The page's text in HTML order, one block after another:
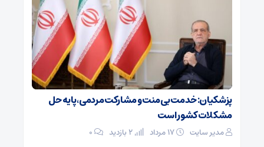
پزشکیان: خدمت بی‌منت و مشارکت مردمی، پایه حل
مشکلات کشور است
مدیر سایت ۰